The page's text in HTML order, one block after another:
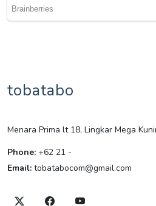
tobatabo
Menara Prima lt 18, Lingkar Mega
Phone: +62 21 -
Email: tobatabocom@gmail.com